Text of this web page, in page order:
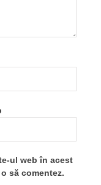
ul web în acest
să comentez.